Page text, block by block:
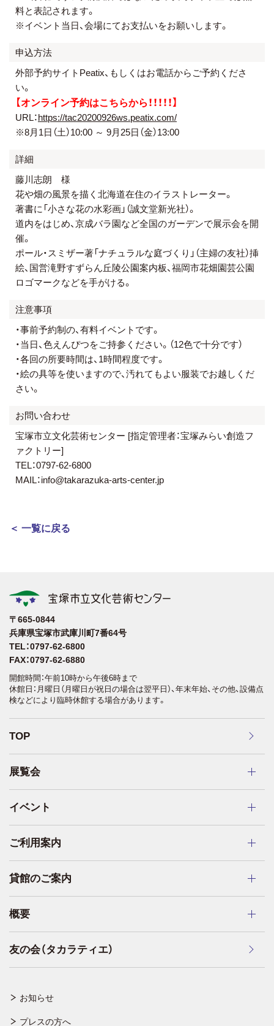
料と表記されます。
※イベント当日、会場にてお支払いをお願いします。
申込方法
外部予約サイトPeatix、もしくはお電話からご予約くださ
い。
【オンライン予約はこちらから！！！！！】
URL：https://tac20200926ws.peatix.com/
※8月1日（土）10:00 ～ 9月25日（金）13:00
詳細
藤川志朗 様
花や畑の⾵景を描く北海道在住のイラストレーター。
著書に「⼩さな花の⽔彩画」（誠⽂堂新光社）。
道内をはじめ、京成バラ園など全国のガーデンで展⽰会を開
催。
ポール・スミザー著「ナチュラルな庭づくり」（主婦の友社）挿
絵、国営滝野すずらん丘陵公園案内板、福岡市花畑園芸公園
ロゴマークなどを手がける。
注意事項
・事前予約制の、有料イベントです。
・当日、色えんぴつをご持参ください。（12色で十分です）
・各回の所要時間は、1時間程度です。
・絵の具等を使いますので、汚れてもよい服装でお越しくだ
さい。
お問い合わせ
宝塚市立文化芸術センター [指定管理者：宝塚みらい創造フ
ァクトリー]
TEL：0797-62-6800
MAIL：info@takarazuka-arts-center.jp
＜ 一覧に戻る
お知らせ
プレスの方へ
TOP
展覧会
イベント
ご利用案内
貸館のご案内
概要
友の会（タカラティエ）
〒665-0844
兵庫県宝塚市武庫川町7番64号
TEL：0797-62-6800
FAX：0797-62-6880
開館時間：午前10時から午後6時まで
休館日：月曜日（月曜日が祝日の場合は翌平日）、年末年始、その他、設備点
検などにより臨時休館する場合があります。